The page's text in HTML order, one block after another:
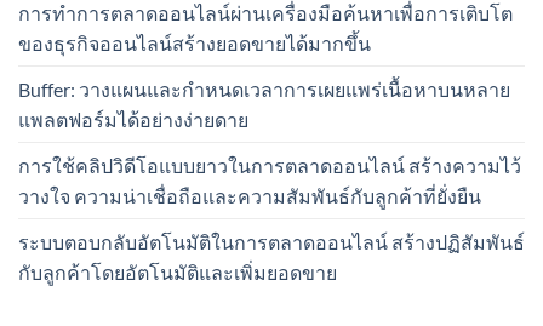
การทำการตลาดออนไลน์ผ่านเครื่องมือค้นหาเพื่อการเติบโต
ของธุรกิจออนไลน์สร้างยอดขายได้มากขึ้น
Buffer: วางแผนและกำหนดเวลาการเผยแพร่เนื้อหาบนหลาย
แพลตฟอร์มได้อย่างง่ายดาย
การใช้คลิปวิดีโอแบบยาวในการตลาดออนไลน์ สร้างความไว้
วางใจ ความน่าเชื่อถือและความสัมพันธ์กับลูกค้าที่ยั่งยืน
ระบบตอบกลับอัตโนมัติในการตลาดออนไลน์ สร้างปฏิสัมพันธ์
กับลูกค้าโดยอัตโนมัติและเพิ่มยอดขาย